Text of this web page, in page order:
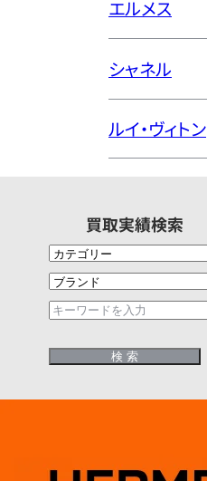
エルメス
シャネル
ルイ・ヴィトン
買取実績検索